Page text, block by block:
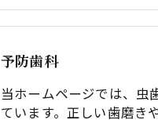
予防⻭科
当ホームページでは、虫
ています。正しい歯磨